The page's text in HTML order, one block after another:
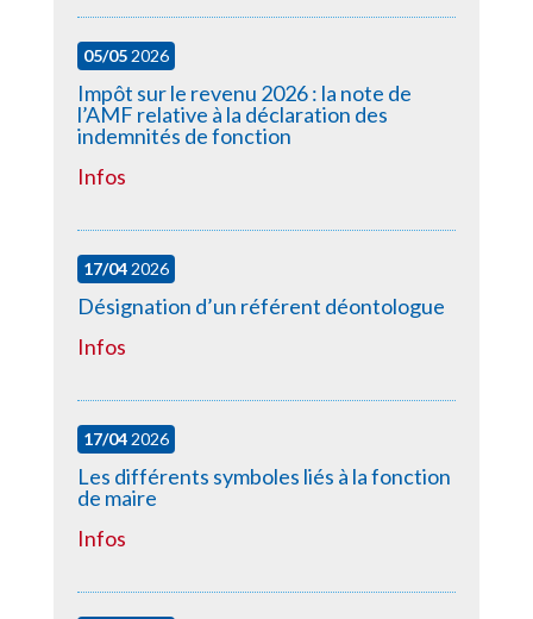
05/052026
Impôt sur le revenu 2026 : la note de
l’AMF relative à la déclaration des
indemnités de fonction
Infos
17/042026
Désignation d’un référent déontologue
Infos
17/042026
Les différents symboles liés à la fonction
de maire
Infos